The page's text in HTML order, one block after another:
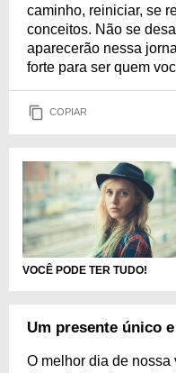
caminho, reiniciar, se
conceitos. Não se
aparecerão nessa
forte para ser quem
COPIAR
VOCÊ PODE TER TUDO!
Um presente único
O melhor dia de nossa